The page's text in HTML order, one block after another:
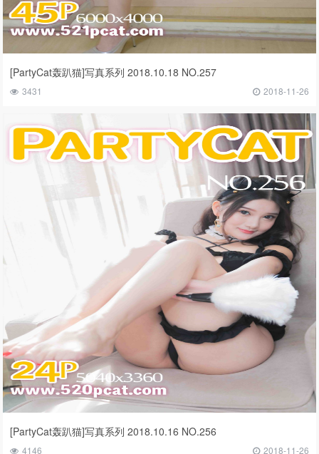
[PartyCat轰趴猫]写真系列 2018.10.18 NO.257
3431 2018-11-26
[PartyCat轰趴猫]写真系列 2018.10.16 NO.256
4146 2018-11-26